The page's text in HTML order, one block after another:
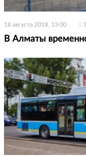
18 августа 2018, 13:00
В Алматы